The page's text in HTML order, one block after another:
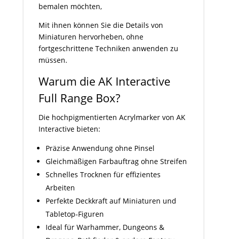
bemalen möchten,
Mit ihnen können Sie die Details von
Miniaturen hervorheben, ohne
fortgeschrittene Techniken anwenden zu
müssen.
Warum die AK Interactive
Full Range Box?
Die hochpigmentierten Acrylmarker von AK
Interactive bieten:
Präzise Anwendung ohne Pinsel
Gleichmäßigen Farbauftrag ohne Streifen
Schnelles Trocknen für effizientes
Arbeiten
Perfekte Deckkraft auf Miniaturen und
Tabletop-Figuren
Ideal für Warhammer, Dungeons &